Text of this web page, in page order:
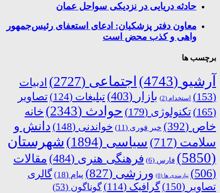
حادثه دریایی در نزدیکی سواحل عمان
معاون دفتر پزشکیان: ادعای استعفای رئیس‌جمهور
واهی و کذب محض است
برچسب ها
آرشیو (4743) اجتماعی (2727)
ادبیات
(153)
استخدام (2) بازار (403) تبلیغات (124)
تصاویر
(165)
تکنولوژی (179) حوادث (2343)
خانه
خاص (392) خبر فوری (11) خواندنی (148)
دانش و
سلامت (717) سیاسی (1894)
شهرستان
(5850)
فارس (6) فرهنگی هنری (484)
مقالات
(506)
نیازمندی ها (0) ورزشی (827) پیام (18)
گالری
تصاویر (150) گرافیک (114) گوناگون (53)